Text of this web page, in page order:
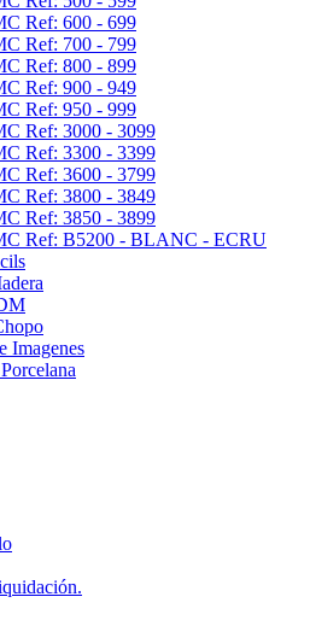
Ref: 600 - 699
Ref: 700 - 799
Ref: 800 - 899
Ref: 900 - 949
Ref: 950 - 999
Ref: 3000 - 3099
Ref: 3300 - 3399
Ref: 3600 - 3799
Ref: 3800 - 3849
Ref: 3850 - 3899
Ref: B5200 - BLANC - ECRU
Imagenes